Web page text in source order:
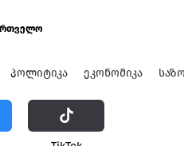
ᲞᲝᲚᲘᲢᲘᲙᲐ ᲔᲙᲝᲜᲝᲛᲘᲙᲐ